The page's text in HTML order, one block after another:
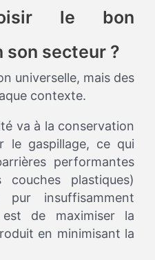
le bon
son secteur ?
universelle, mais des
contexte.
va à la conservation
le gaspillage, ce qui
performantes
plastiques)
insuffisamment
est de maximiser la
en minimisant la